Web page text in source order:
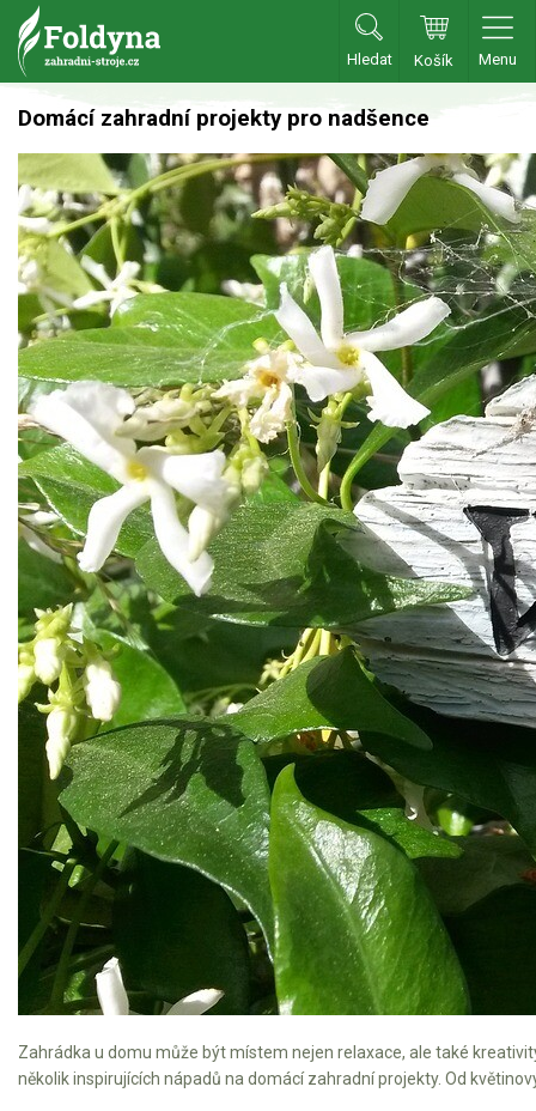
Hledat Košík Menu
Zahradní traktory
Zahradní traktory
Zahradní ridery
Aku traktory
Příslušenství
Sekačky
Benzínové sekačky
Akumulátorové sekačky
Robotické sekačky
Bubnové sekačky
Mulčovače
Křovinořezy a vyžínače
Benzínové křovinořezy a vyžínače
Aku křovinořezy a vyžínače
Motorové pily
Benzínové pily
Aku pily
Elektrické pily
Jednoruční pily
Vyvětvovací pily
AKU zahradní technika
Domácí zahradní projekty pro nadšence
Zahrádka u domu může být místem nejen relaxace, ale také
několik inspirujících nápadů na domácí zahradní projekty. Od